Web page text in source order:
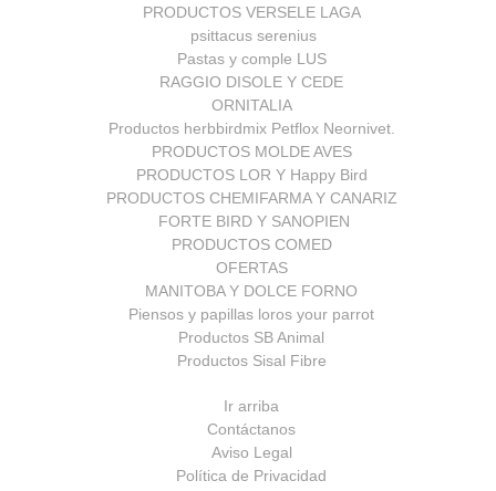
PRODUCTOS VERSELE LAGA
psittacus serenius
Pastas y comple LUS
RAGGIO DISOLE Y CEDE
ORNITALIA
Productos herbbirdmix Petflox Neornivet.
PRODUCTOS MOLDE AVES
PRODUCTOS LOR Y Happy Bird
PRODUCTOS CHEMIFARMA Y CANARIZ
FORTE BIRD Y SANOPIEN
PRODUCTOS COMED
OFERTAS
MANITOBA Y DOLCE FORNO
Piensos y papillas loros your parrot
Productos SB Animal
Productos Sisal Fibre
Ir arriba
Contáctanos
Aviso Legal
Política de Privacidad